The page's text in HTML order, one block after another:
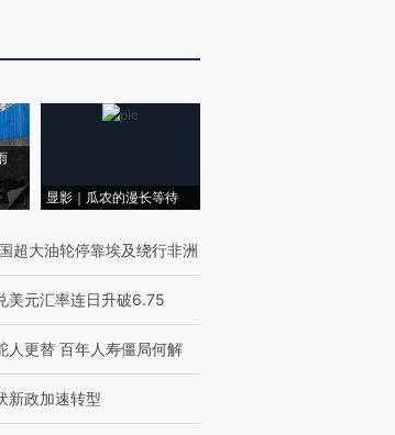
显影｜瓜农的漫长等待
超大油轮停靠埃及绕行非洲
美元汇率连日升破6.75
人更替 百年人寿僵局何解
新政加速转型